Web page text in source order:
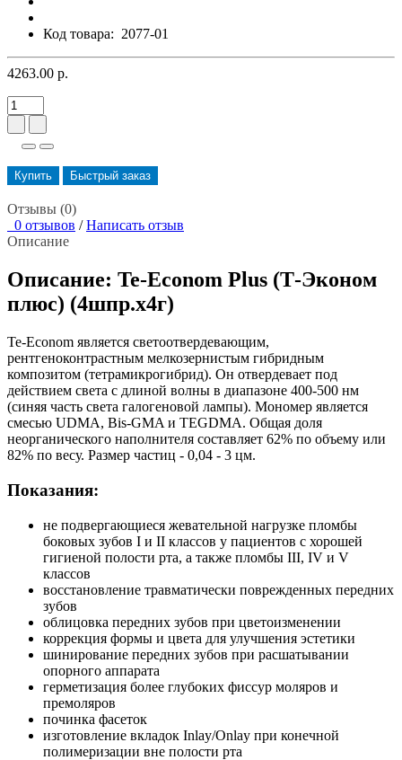
Код товара: 2077-01
4263.00 р.
Купить Быстрый заказ
Отзывы (0)
0 отзывов / Написать отзыв
Описание
Описание: Te-Econom Plus (Т-Эконом
плюс) (4шпр.х4г)
Te-Econom является светоотвердевающим,
рентгеноконтрастным мелкозернистым гибридным
композитом (тетрамикрогибрид). Он отвердевает под
действием света с длиной волны в диапазоне 400-500 нм
(синяя часть света галогеновой лампы). Мономер является
смесью UDMA, Bis-GMA и TEGDMA. Общая доля
неорганического наполнителя составляет 62% по объему или
82% по весу. Размер частиц - 0,04 - 3 цм.
Показания:
не подвергающиеся жевательной нагрузке пломбы
боковых зубов I и II классов у пациентов с хорошей
гигиеной полости рта, а также пломбы III, IV и V
классов
восстановление травматически поврежденных передних
зубов
облицовка передних зубов при цветоизменении
коррекция формы и цвета для улучшения эстетики
шинирование передних зубов при расшатывании
опорного аппарата
герметизация более глубоких фиссур моляров и
премоляров
починка фасеток
изготовление вкладок Inlay/Onlay при конечной
полимеризации вне полости рта